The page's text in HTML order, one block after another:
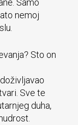
Samo
nemoj
Sto on
Sve te
duha,